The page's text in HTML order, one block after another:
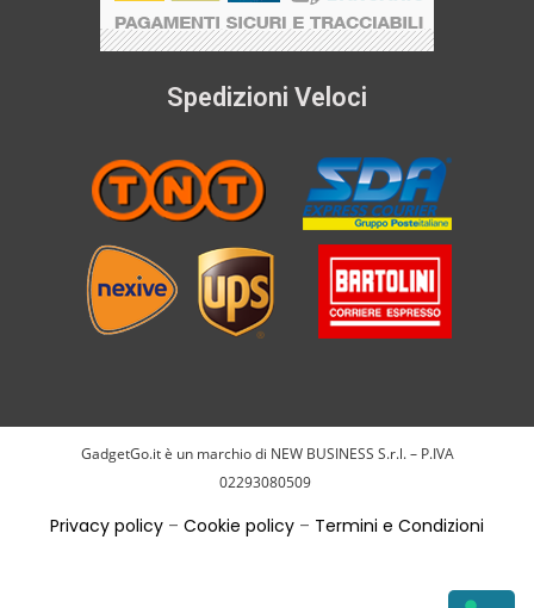
Spedizioni Veloci
GadgetGo.it è un marchio di NEW BUSINESS S.r.l. – P.IVA
02293080509
Privacy policy – Cookie policy – Termini e Condizioni